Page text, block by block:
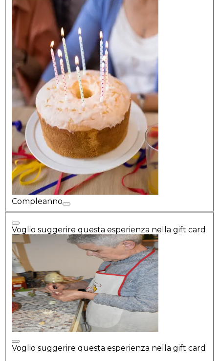
Compleanno
Voglio suggerire questa esperienza nella gift card
Voglio suggerire questa esperienza nella gift card